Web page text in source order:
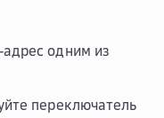
одним из
переключатель